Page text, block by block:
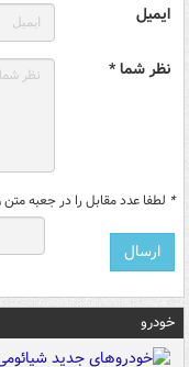
ایمیل
نظر شما *
* لطفا عدد مقابل را در جعبه متن
خودرو